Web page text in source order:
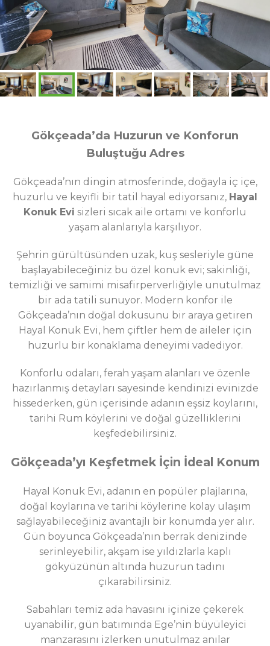
Gökçeada’da Huzurun ve Konforun
Buluştuğu Adres
Gökçeada’nın dingin atmosferinde, doğayla iç içe,
huzurlu ve keyifli bir tatil hayal ediyorsanız, Hayal
Konuk Evi sizleri sıcak aile ortamı ve konforlu
yaşam alanlarıyla karşılıyor.
Şehrin gürültüsünden uzak, kuş sesleriyle güne
başlayabileceğiniz bu özel konuk evi; sakinliği,
temizliği ve samimi misafirperverliğiyle unutulmaz
bir ada tatili sunuyor. Modern konfor ile
Gökçeada’nın doğal dokusunu bir araya getiren
Hayal Konuk Evi, hem çiftler hem de aileler için
huzurlu bir konaklama deneyimi vadediyor.
Konforlu odaları, ferah yaşam alanları ve özenle
hazırlanmış detayları sayesinde kendinizi evinizde
hissederken, gün içerisinde adanın eşsiz koylarını,
tarihi Rum köylerini ve doğal güzelliklerini
keşfedebilirsiniz.
Gökçeada’yı Keşfetmek İçin İdeal Konum
Hayal Konuk Evi, adanın en popüler plajlarına,
doğal koylarına ve tarihi köylerine kolay ulaşım
sağlayabileceğiniz avantajlı bir konumda yer alır.
Gün boyunca Gökçeada’nın berrak denizinde
serinleyebilir, akşam ise yıldızlarla kaplı
gökyüzünün altında huzurun tadını
çıkarabilirsiniz.
Sabahları temiz ada havasını içinize çekerek
uyanabilir, gün batımında Ege’nin büyüleyici
manzarasını izlerken unutulmaz anılar